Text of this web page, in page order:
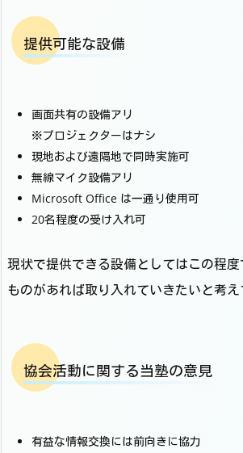
提供可能な設備
画面共有の設備アリ
※プロジェクターはナシ
現地および遠隔地で同時実施可
無線マイク設備アリ
Microsoft Office は一通り使用可
20名程度の受け入れ可
現状で提供できる設備としてはこの程
ものがあれば取り入れていきたいと考え
協会活動に関する当塾の意見
有益な情報交換には前向きに協力